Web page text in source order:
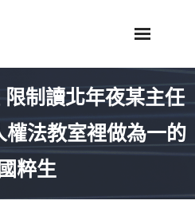
制讀北年夜某主任
法教室裡做為一的
粹生